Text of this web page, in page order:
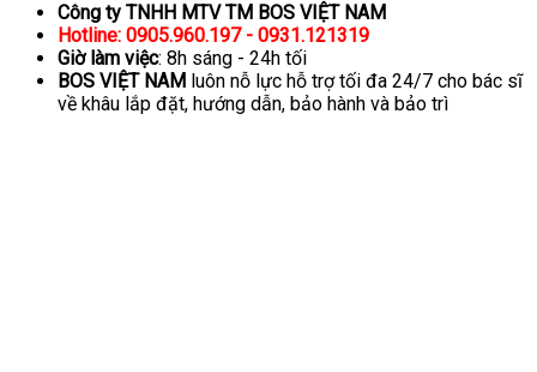
Công ty TNHH MTV TM BOS VIỆT NAM
Hotline: 0905.960.197 - 0931.121319
Giờ làm việc: 8h sáng - 24h tối
BOS VIỆT NAM luôn nỗ lực hỗ trợ tối đa 24/7 cho bác sĩ
về khâu lắp đặt, hướng dẫn, bảo hành và bảo trì